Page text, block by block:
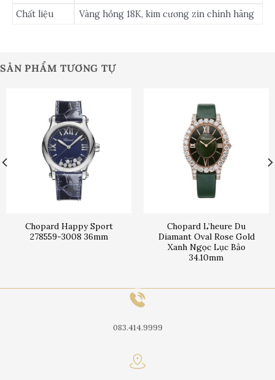
Chất liệu
Vàng hồng 18K, kim cương zin chính hãng
SẢN PHẨM TƯƠNG TỰ
Chopard Happy Sport
278559-3008 36mm
Chopard L’heure Du
Diamant Oval Rose Gold
Xanh Ngọc Lục Bảo
34.10mm
083.414.9999